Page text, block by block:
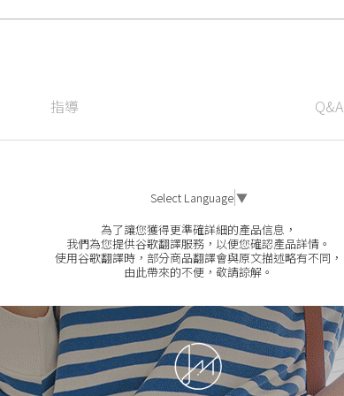
指導 Q&A
Select Language▼
為了讓您獲得更準確詳細的產品信息，
我們為您提供谷歌翻譯服務，以便您確認產品詳情。
使用谷歌翻譯時，部分商品翻譯會與原文描述略有不同，
由此帶來的不便，敬請諒解。